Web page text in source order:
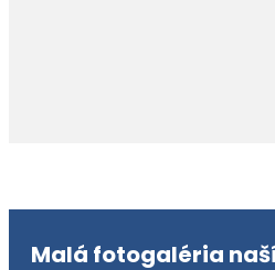
Malá fotogaléria